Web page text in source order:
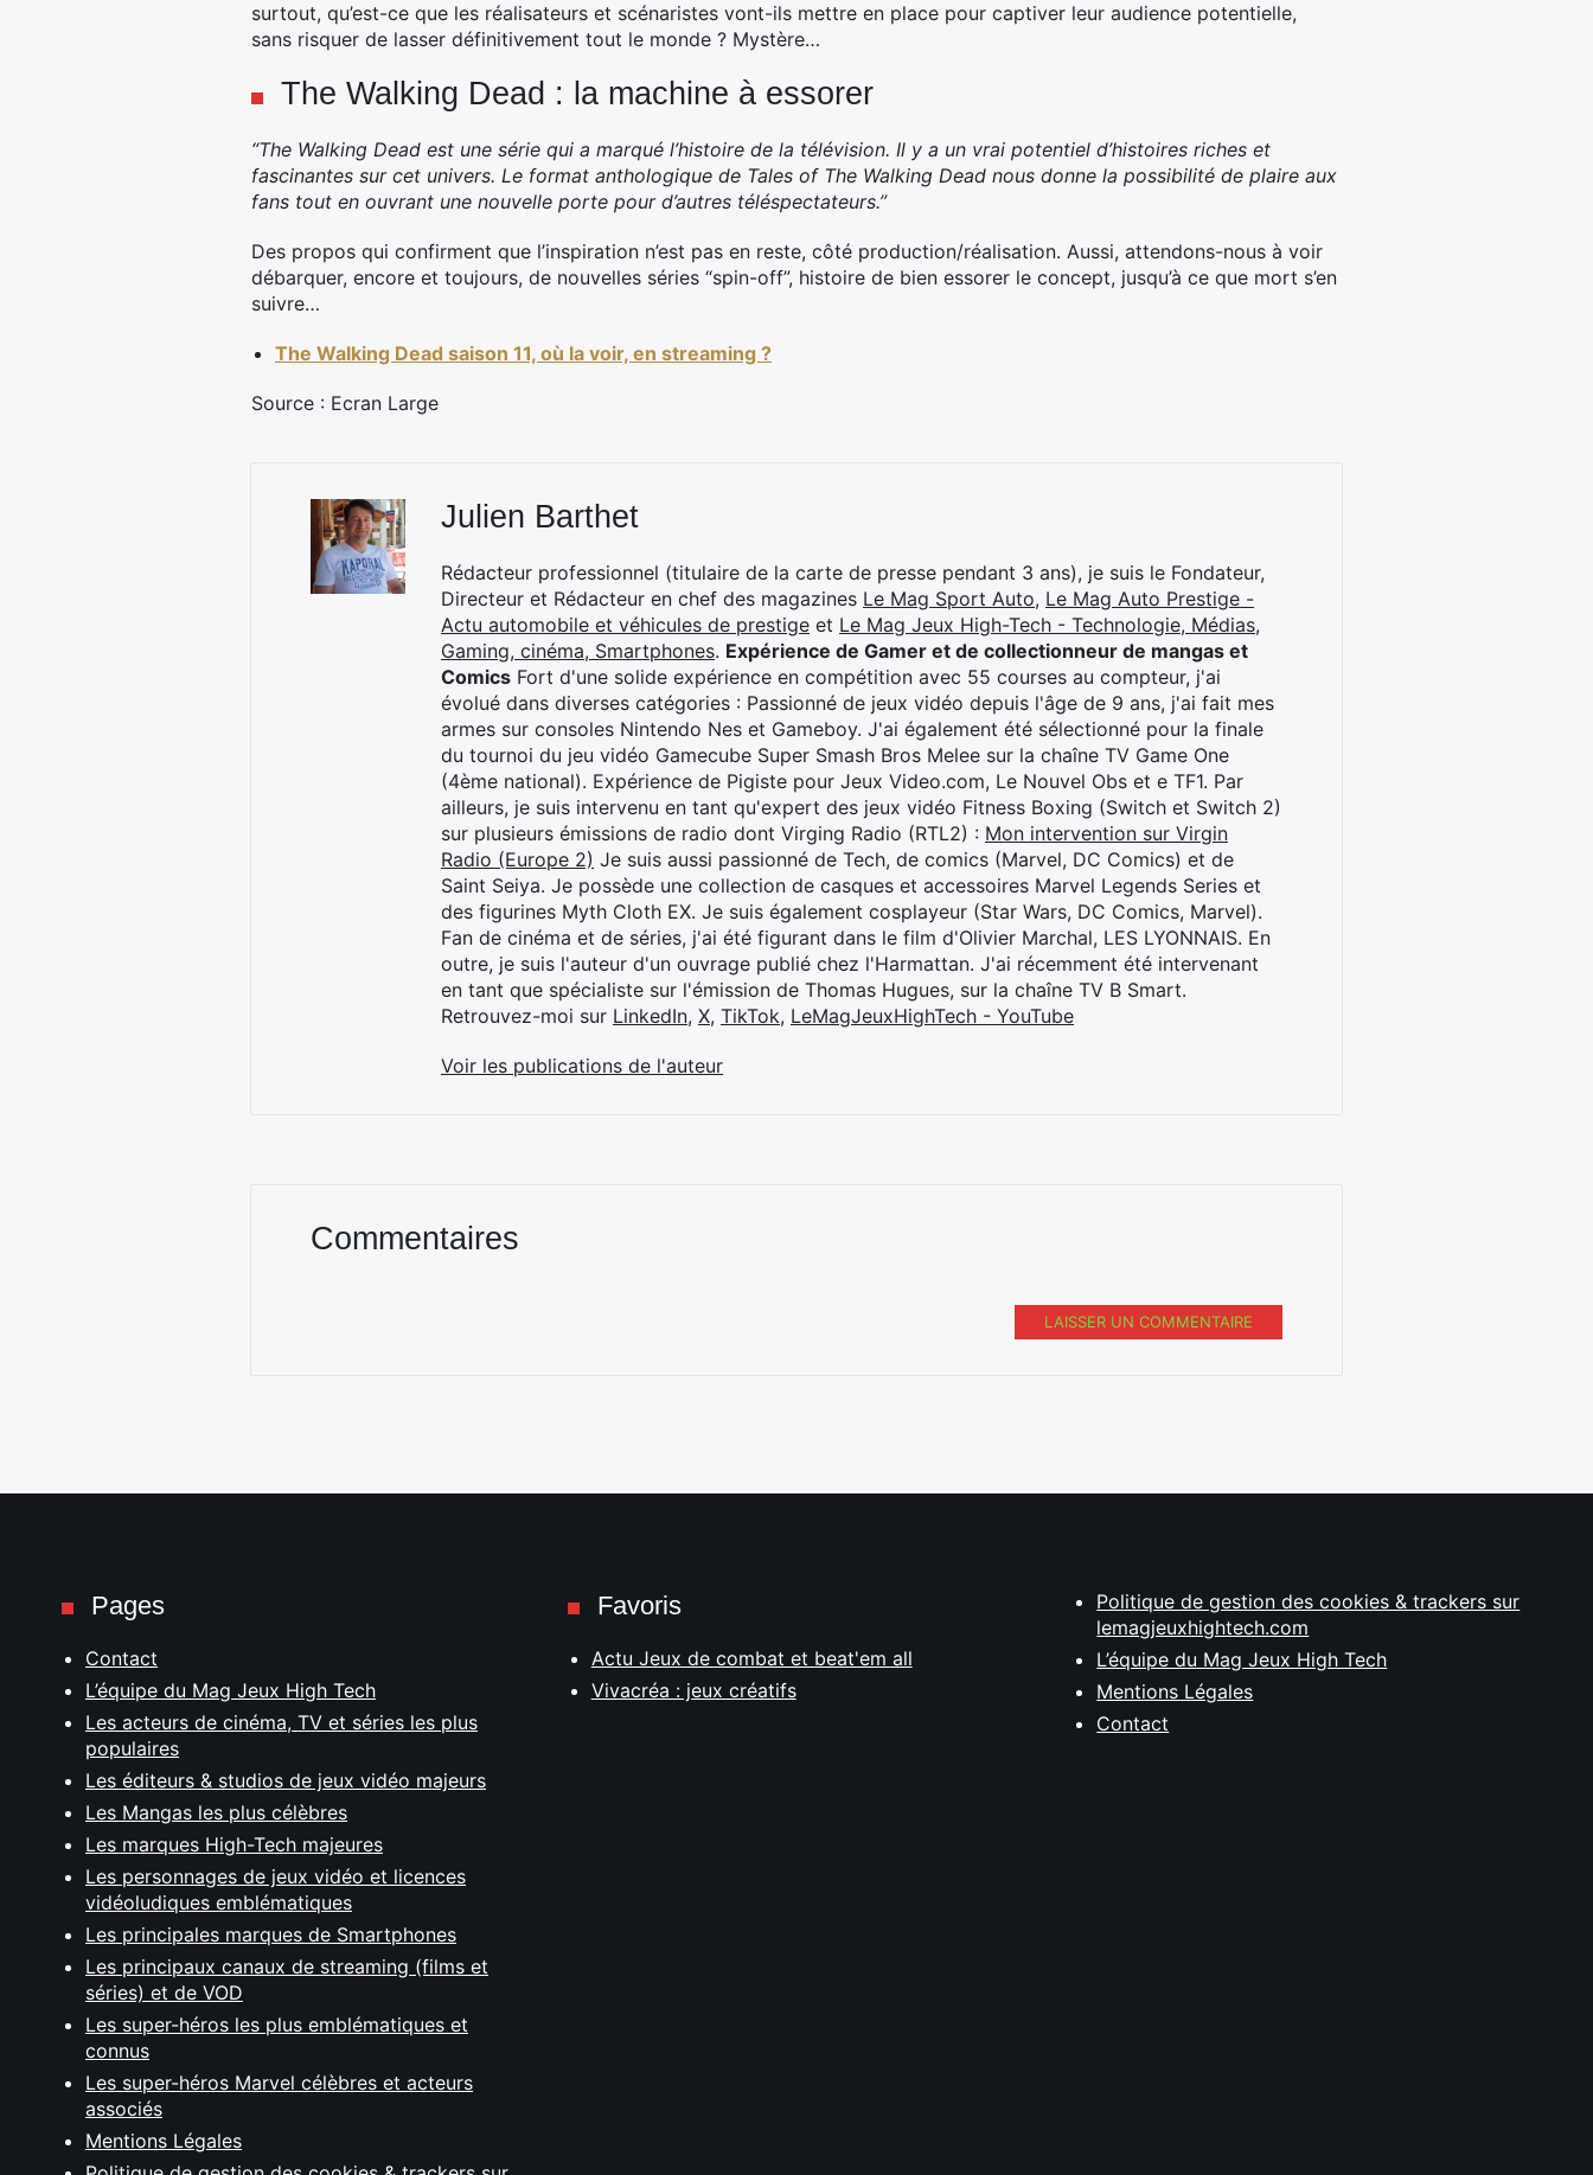
surtout, qu’est-ce que les réalisateurs et scénaristes vont-ils mettre en place pour captiver leur audience potentielle,
sans risquer de lasser définitivement tout le monde ? Mystère…
The Walking Dead : la machine à essorer
“The Walking Dead est une série qui a marqué l’histoire de la télévision. Il y a un vrai potentiel d’histoires riches et
fascinantes sur cet univers. Le format anthologique de Tales of The Walking Dead nous donne la possibilité de plaire aux
fans tout en ouvrant une nouvelle porte pour d’autres téléspectateurs.”
Des propos qui confirment que l’inspiration n’est pas en reste, côté production/réalisation. Aussi, attendons-nous à voir
débarquer, encore et toujours, de nouvelles séries “spin-off”, histoire de bien essorer le concept, jusqu’à ce que mort s’en
suivre…
The Walking Dead saison 11, où la voir, en streaming ?
Source : Ecran Large
Julien Barthet
Rédacteur professionnel (titulaire de la carte de presse pendant 3 ans), je suis le Fondateur,
Directeur et Rédacteur en chef des magazines Le Mag Sport Auto, Le Mag Auto Prestige -
Actu automobile et véhicules de prestige et Le Mag Jeux High-Tech - Technologie, Médias,
Gaming, cinéma, Smartphones. Expérience de Gamer et de collectionneur de mangas et
Comics Fort d'une solide expérience en compétition avec 55 courses au compteur, j'ai
évolué dans diverses catégories : Passionné de jeux vidéo depuis l'âge de 9 ans, j'ai fait mes
armes sur consoles Nintendo Nes et Gameboy. J'ai également été sélectionné pour la finale
du tournoi du jeu vidéo Gamecube Super Smash Bros Melee sur la chaîne TV Game One
(4ème national). Expérience de Pigiste pour Jeux Video.com, Le Nouvel Obs et e TF1. Par
ailleurs, je suis intervenu en tant qu'expert des jeux vidéo Fitness Boxing (Switch et Switch 2)
sur plusieurs émissions de radio dont Virging Radio (RTL2) : Mon intervention sur Virgin
Radio (Europe 2) Je suis aussi passionné de Tech, de comics (Marvel, DC Comics) et de
Saint Seiya. Je possède une collection de casques et accessoires Marvel Legends Series et
des figurines Myth Cloth EX. Je suis également cosplayeur (Star Wars, DC Comics, Marvel).
Fan de cinéma et de séries, j'ai été figurant dans le film d'Olivier Marchal, LES LYONNAIS. En
outre, je suis l'auteur d'un ouvrage publié chez l'Harmattan. J'ai récemment été intervenant
en tant que spécialiste sur l'émission de Thomas Hugues, sur la chaîne TV B Smart.
Retrouvez-moi sur LinkedIn, X, TikTok, LeMagJeuxHighTech - YouTube
Voir les publications de l'auteur
Commentaires
LAISSER UN COMMENTAIRE
Pages
Contact
L’équipe du Mag Jeux High Tech
Les acteurs de cinéma, TV et séries les plus
populaires
Les éditeurs & studios de jeux vidéo majeurs
Les Mangas les plus célèbres
Les marques High-Tech majeures
Les personnages de jeux vidéo et licences
vidéoludiques emblématiques
Les principales marques de Smartphones
Les principaux canaux de streaming (films et
séries) et de VOD
Les super-héros les plus emblématiques et
connus
Les super-héros Marvel célèbres et acteurs
associés
Mentions Légales
Favoris
Actu Jeux de combat et beat'em all
Vivacréa : jeux créatifs
Politique de gestion des cookies & trackers sur
lemagjeuxhightech.com
L’équipe du Mag Jeux High Tech
Mentions Légales
Contact